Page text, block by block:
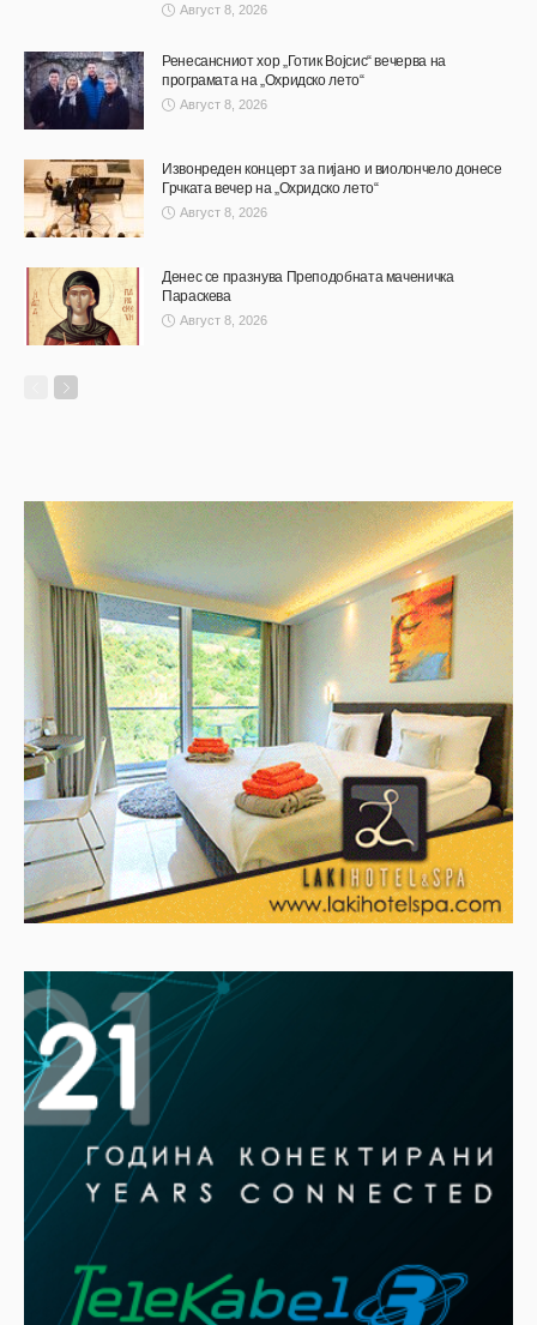
Август 8, 2026
Ренесансниот хор „Готик Војсис“ вечерва на
програмата на „Охридско лето“
Август 8, 2026
Извонреден концерт за пијано и виолончело донесе
Грчката вечер на „Охридско лето“
Август 8, 2026
Денес се празнува Преподобната маченичка
Параскева
Август 8, 2026